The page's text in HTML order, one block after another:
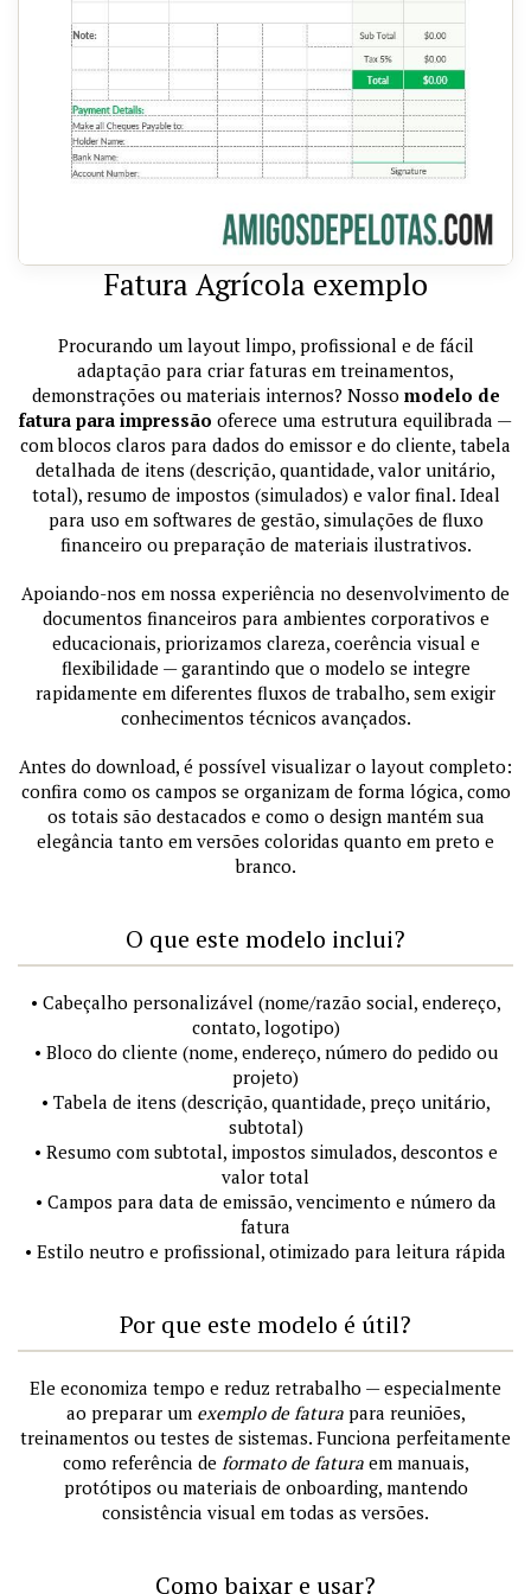
Fatura Agrícola exemplo
Procurando um layout limpo, profissional e de fácil
adaptação para criar faturas em treinamentos,
demonstrações ou materiais internos? Nosso modelo de
fatura para impressão oferece uma estrutura equilibrada —
com blocos claros para dados do emissor e do cliente, tabela
detalhada de itens (descrição, quantidade, valor unitário,
total), resumo de impostos (simulados) e valor final. Ideal
para uso em softwares de gestão, simulações de fluxo
financeiro ou preparação de materiais ilustrativos.
Apoiando-nos em nossa experiência no desenvolvimento de
documentos financeiros para ambientes corporativos e
educacionais, priorizamos clareza, coerência visual e
flexibilidade — garantindo que o modelo se integre
rapidamente em diferentes fluxos de trabalho, sem exigir
conhecimentos técnicos avançados.
Antes do download, é possível visualizar o layout completo:
confira como os campos se organizam de forma lógica, como
os totais são destacados e como o design mantém sua
elegância tanto em versões coloridas quanto em preto e
branco.
O que este modelo inclui?
• Cabeçalho personalizável (nome/razão social, endereço,
contato, logotipo)
• Bloco do cliente (nome, endereço, número do pedido ou
projeto)
• Tabela de itens (descrição, quantidade, preço unitário,
subtotal)
• Resumo com subtotal, impostos simulados, descontos e
valor total
• Campos para data de emissão, vencimento e número da
fatura
• Estilo neutro e profissional, otimizado para leitura rápida
Por que este modelo é útil?
Ele economiza tempo e reduz retrabalho — especialmente
ao preparar um exemplo de faturapara reuniões,
treinamentos ou testes de sistemas. Funciona perfeitamente
como referência de formato de faturaem manuais,
protótipos ou materiais de onboarding, mantendo
consistência visual em todas as versões.
Como baixar e usar?